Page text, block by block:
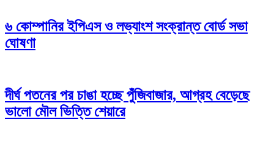
৬ কোম্পানির ইপিএস ও লভ্যাংশ সংক্রান্ত বোর্ড সভা
ঘোষণা
দীর্ঘ পতনের পর চাঙা হচ্ছে পুঁজিবাজার, আগ্রহ বেড়েছে
ভালো মৌল ভিত্তি শেয়ারে